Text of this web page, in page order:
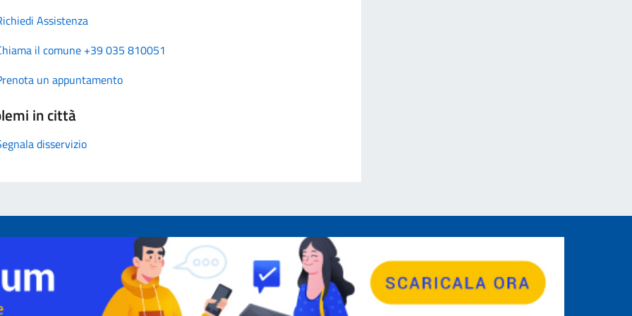
Assistenza
il comune +39 035 810051
un appuntamento
in città
disservizio